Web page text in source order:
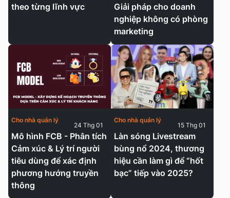
theo từng lĩnh vực
Giải pháp cho doanh
nghiệp không có phòng
marketing
Mô hình FCB - Phân tích
Cảm xúc & Lý trí người
tiêu dùng để xác định
phương hướng truyền
thông
Cho nhà quản lý
24 Thg 01
Làn sóng Livestream
bùng nổ 2024, thương
hiệu cần làm gì để “hốt
bạc” tiếp vào 2025?
Cho nhà quản lý
15 Thg 01